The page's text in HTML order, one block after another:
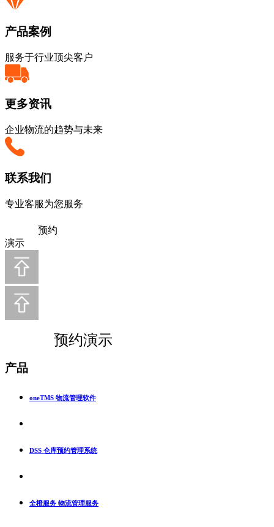
产品案例
服务于行业顶尖客户
更多资讯
企业物流的趋势与未来
联系我们
专业客服为您服务
预约
演示
预约演示
产品
oneTMS 物流管理软件
DSS 仓库预约管理系统
全橙服务 物流管理服务